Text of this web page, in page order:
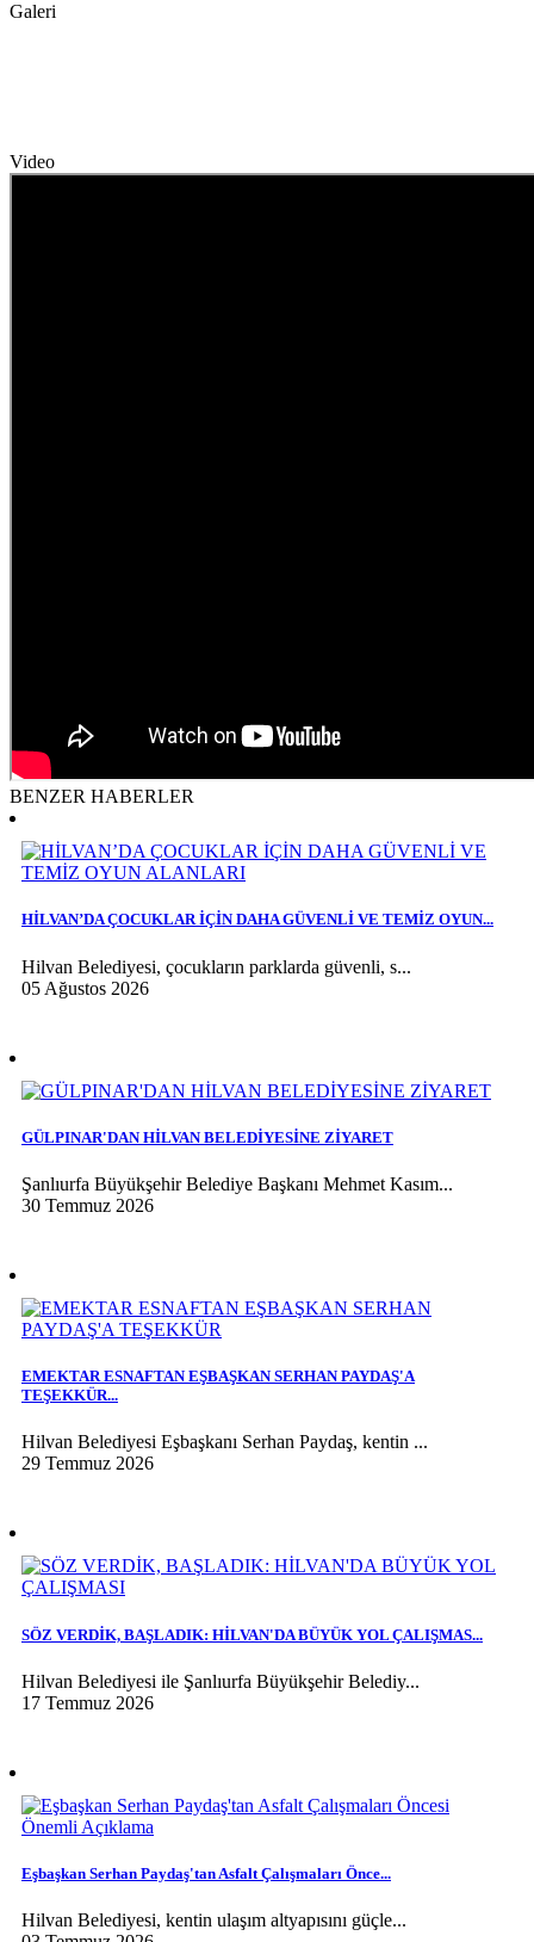
Galeri
Video
BENZER HABERLER
HİLVAN’DA ÇOCUKLAR İÇİN DAHA GÜVENLİ VE TEMİZ OYUN...
Hilvan Belediyesi, çocukların parklarda güvenli, s...
05 Ağustos 2026
GÜLPINAR'DAN HİLVAN BELEDİYESİNE ZİYARET
Şanlıurfa Büyükşehir Belediye Başkanı Mehmet Kasım...
30 Temmuz 2026
EMEKTAR ESNAFTAN EŞBAŞKAN SERHAN PAYDAŞ'A
TEŞEKKÜR...
Hilvan Belediyesi Eşbaşkanı Serhan Paydaş, kentin ...
29 Temmuz 2026
SÖZ VERDİK, BAŞLADIK: HİLVAN'DA BÜYÜK YOL ÇALIŞMAS...
Hilvan Belediyesi ile Şanlıurfa Büyükşehir Belediy...
17 Temmuz 2026
Eşbaşkan Serhan Paydaş'tan Asfalt Çalışmaları Önce...
Hilvan Belediyesi, kentin ulaşım altyapısını güçle...